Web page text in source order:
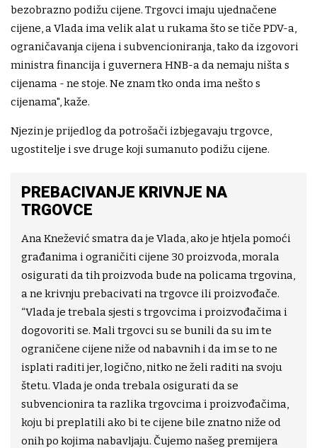
bezobrazno podižu cijene. Trgovci imaju ujednačene
cijene, a Vlada ima velik alat u rukama što se tiče PDV-a,
ograničavanja cijena i subvencioniranja, tako da izgovori
ministra financija i guvernera HNB-a da nemaju ništa s
cijenama - ne stoje. Ne znam tko onda ima nešto s
cijenama", kaže.
Njezin je prijedlog da potrošači izbjegavaju trgovce,
ugostitelje i sve druge koji sumanuto podižu cijene.
PREBACIVANJE KRIVNJE NA
TRGOVCE
Ana Knežević smatra da je Vlada, ako je htjela pomoći
građanima i ograničiti cijene 30 proizvoda, morala
osigurati da tih proizvoda bude na policama trgovina,
a ne krivnju prebacivati na trgovce ili proizvođače.
“Vlada je trebala sjesti s trgovcima i proizvođačima i
dogovoriti se. Mali trgovci su se bunili da su im te
ograničene cijene niže od nabavnih i da im se to ne
isplati raditi jer, logično, nitko ne želi raditi na svoju
štetu. Vlada je onda trebala osigurati da se
subvencionira ta razlika trgovcima i proizvođačima,
koju bi preplatili ako bi te cijene bile znatno niže od
onih po kojima nabavljaju. Čujemo našeg premijera